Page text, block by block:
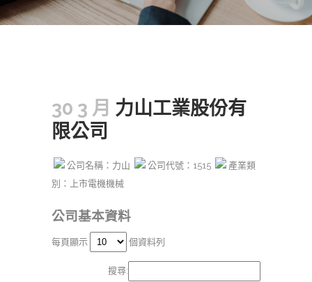
30 3 月 力山工業股份有
限公司
公司名稱：力山 公司代號：1515
產業類
別：上市電機機械
公司基本資料
每頁顯示 個資料列
搜尋: